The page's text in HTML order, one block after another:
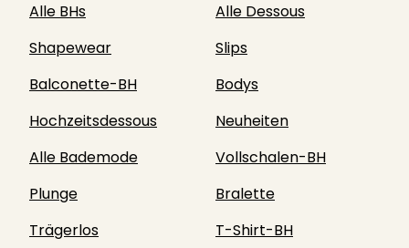
Alle BHs
Alle Dessous
Shapewear
Slips
Balconette-BH
Bodys
Hochzeitsdessous
Neuheiten
Alle Bademode
Vollschalen-BH
Plunge
Bralette
Trägerlos
T-Shirt-BH